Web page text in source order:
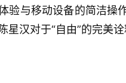
验与移动设备的简洁操
星汉对于“自由”的完美诠